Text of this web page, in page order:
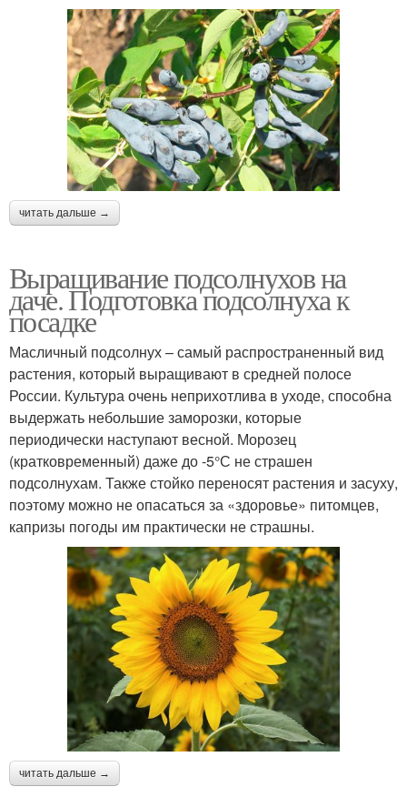
читать дальше →
Выращивание подсолнухов на
даче. Подготовка подсолнуха к
посадке
Масличный подсолнух – самый распространенный вид
растения, который выращивают в средней полосе
России. Культура очень неприхотлива в уходе, способна
выдержать небольшие заморозки, которые
периодически наступают весной. Морозец
(кратковременный) даже до -5°С не страшен
подсолнухам. Также стойко переносят растения и засуху,
поэтому можно не опасаться за «здоровье» питомцев,
капризы погоды им практически не страшны.
читать дальше →